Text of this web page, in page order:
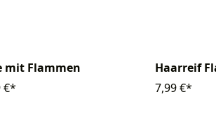
mit Flammen
€*
Haarreif
7,99 €*